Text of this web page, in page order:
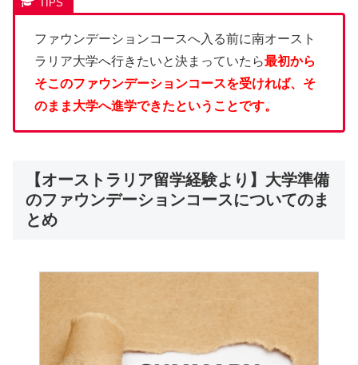
ファウンデーションコースへ入る前に南オースト
ラリア大学へ行きたいと決まっていたら最初から
そこのファウンデーションコースを受ければ、そ
のまま大学へ進学できたということです。
【オーストラリア留学経験より】大学準備
のファウンデーションコースについてのま
とめ